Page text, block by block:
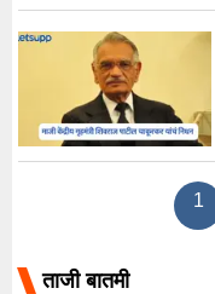
1
ताजी बातमी